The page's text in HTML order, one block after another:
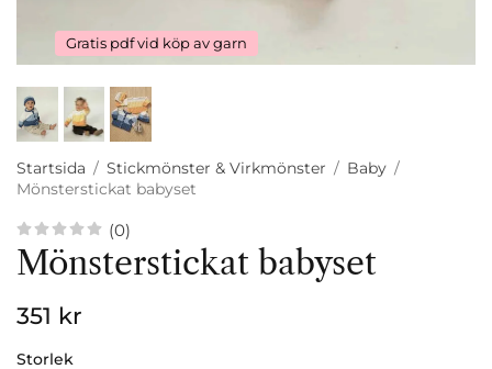
Gratis pdf vid köp av garn
Startsida / Stickmönster & Virkmönster / Baby /
Mönsterstickat babyset
(0)
Mönsterstickat babyset
351 kr
Storlek